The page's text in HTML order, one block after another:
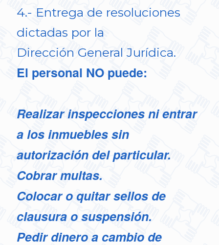
4.- Entrega de resoluciones
dictadas por la
Dirección General Jurídica.
El personal NO puede:
Realizar inspecciones ni entrar
a los inmuebles sin
autorización del particular.
Cobrar multas.
Colocar o quitar sellos de
clausura o suspensión.
Pedir dinero a cambio de